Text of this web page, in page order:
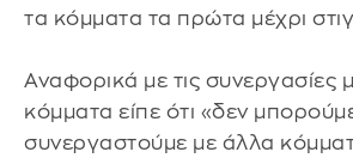
τα κόμματα τα πρώτα μέχρι
Αναφορικά με τις συνεργασίες
κόμματα είπε ότι «δεν
συνεργαστούμε με άλλα